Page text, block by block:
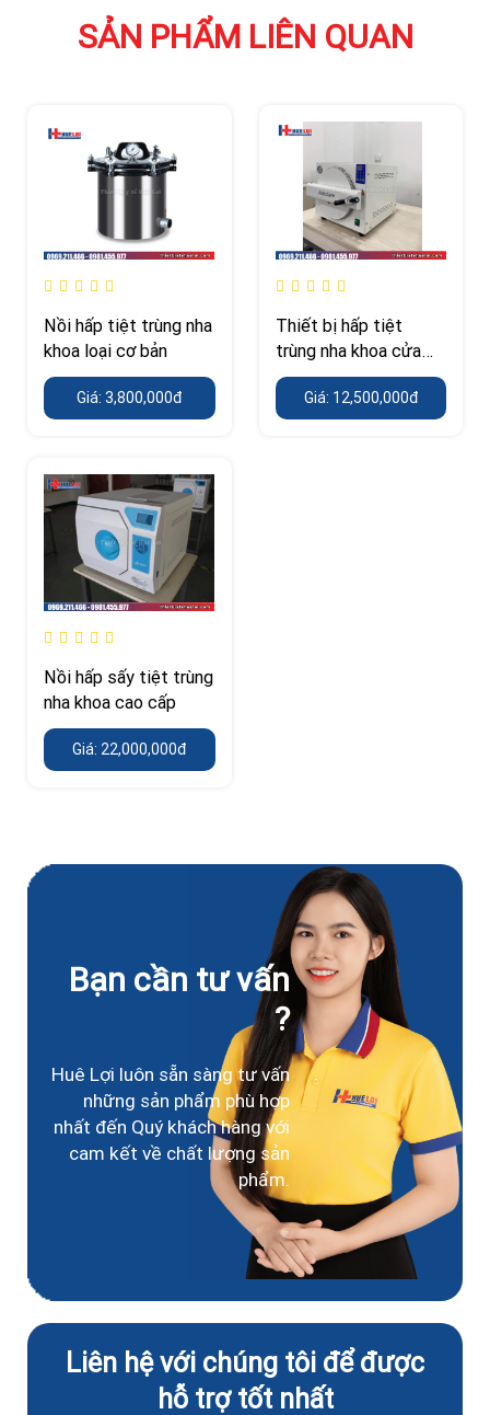
SẢN PHẨM LIÊN QUAN
Nồi hấp tiệt trùng nha
khoa loại cơ bản
Giá: 3,800,000đ
Thiết bị hấp tiệt
trùng nha khoa cửa
ngang
Giá: 12,500,000đ
Nồi hấp sấy tiệt trùng
nha khoa cao cấp
Giá: 22,000,000đ
Bạn cần tư vấn
?
Huê Lợi luôn sẵn sàng tư vấn
những sản phẩm phù hợp
nhất đến Quý khách hàng với
cam kết về chất lượng sản
phẩm.
Liên hệ với chúng tôi để được
hỗ trợ tốt nhất